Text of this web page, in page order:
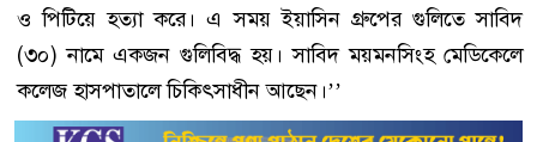
ও পিটিয়ে হত্যা করে। এ সময় ইয়াসিন গ্রুপের গুলিতে সাবিদ
(৩০) নামে একজন গুলিবিদ্ধ হয়। সাবিদ ময়মনসিংহ মেডিকেলে
কলেজ হাসপাতালে চিকিৎসাধীন আছেন।’’